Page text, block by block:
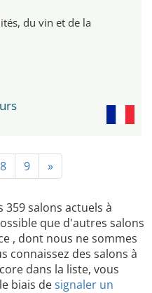
du vin et de la
8 9 »
359 salons actuels à
que d'autres salons
, dont nous ne sommes
connaissez des salons à
dans la liste, vous
biais designaler un